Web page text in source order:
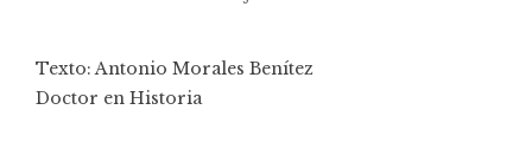
Texto: Antonio Morales Benítez
Doctor en Historia